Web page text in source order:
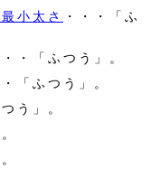
小太さ
・・・「ふ
・・「ふつう」。
・「ふつう」。
う」。